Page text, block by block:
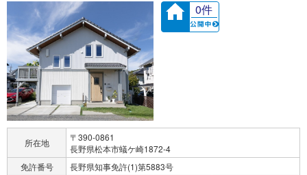
0件
所在地
〒390-0861
長野県松本市蟻ケ崎1872-4
免許番号
長野県知事免許(1)第5883号